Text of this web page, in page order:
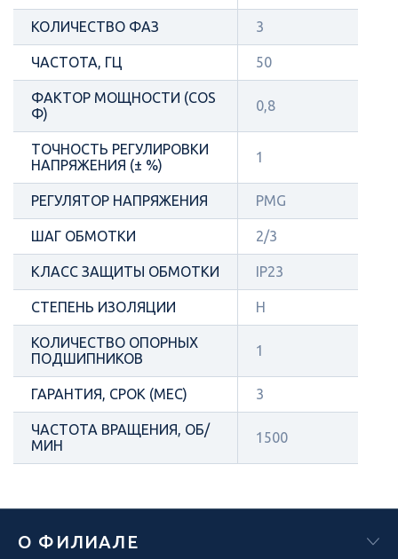
КОЛИЧЕСТВО ФАЗ 3
ЧАСТОТА, ГЦ 50
ФАКТОР МОЩНОСТИ (COS
Φ)
0,8
ТОЧНОСТЬ РЕГУЛИРОВКИ
НАПРЯЖЕНИЯ (± %)
1
РЕГУЛЯТОР НАПРЯЖЕНИЯ PMG
ШАГ ОБМОТКИ 2/3
КЛАСС ЗАЩИТЫ ОБМОТКИ IP23
СТЕПЕНЬ ИЗОЛЯЦИИ H
КОЛИЧЕСТВО ОПОРНЫХ
ПОДШИПНИКОВ
1
ГАРАНТИЯ, СРОК (МЕС) 3
ЧАСТОТА ВРАЩЕНИЯ, ОБ/
МИН
1500
О ФИЛИАЛЕ